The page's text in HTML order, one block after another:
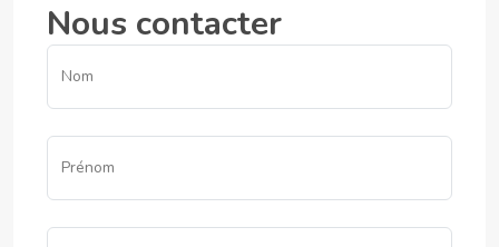
Nous contacter
Nom
Prénom